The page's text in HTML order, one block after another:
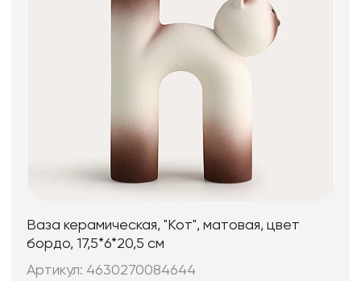
Ваза керамическая, "Кот", матовая, цвет
бордо, 17,5*6*20,5 см
Артикул: 4630270084644